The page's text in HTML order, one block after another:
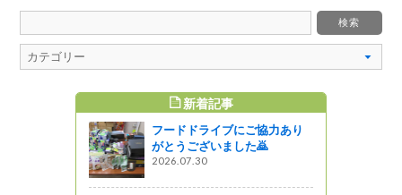
新着記事
フードドライブにご協力あり
がとうございました🙇
2026.07.30